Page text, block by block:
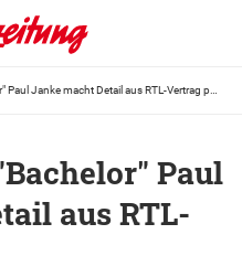
Paul
aus RTL-